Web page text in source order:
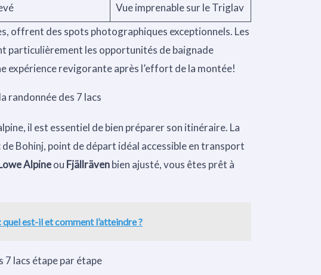
Vue imprenable sur le Triglav
offrent des spots photographiques exceptionnels. Les
particulièrement les opportunités de baignade
expérience revigorante après l’effort de la montée!
randonnée des 7 lacs
il est essentiel de bien préparer son itinéraire. La
Bohinj, point de départ idéal accessible en transport
Alpineou Fjällrävenbien ajusté, vous êtes prêt à
quel est-il et comment l’atteindre ?
7 lacs étape par étape